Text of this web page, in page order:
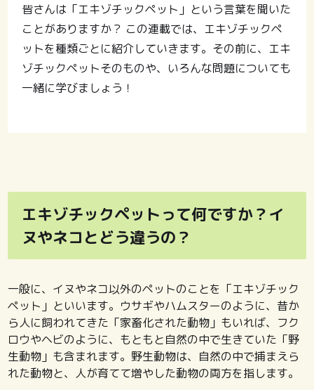
皆さんは「エキゾチックペット」という言葉を聞いた
ことがありますか？ この連載では、エキゾチックペ
ットを種類ごとに紹介していきます。その前に、エキ
ゾチックペットそのものや、いろんな問題についても
一緒に学びましょう！
エキゾチックペットって何ですか？イ
ヌやネコとどう違うの？
一般に、イヌやネコ以外のペットのことを「エキゾチック
ペット」といいます。ウサギやハムスターのように、昔か
ら人に飼われてきた「家畜化された動物」もいれば、フク
ロウやヘビのように、もともと自然の中で生きていた「野
生動物」も含まれます。野生動物は、自然の中で捕まえら
れた動物と、人が育てて増やした動物の両方を指します。